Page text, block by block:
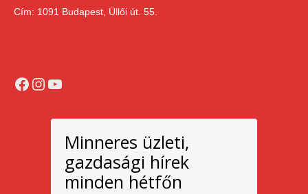
Cím: 1091 Budapest, Üllői út. 55.
Facebook
Instagram
YouTube
Minneres üzleti,
gazdasági hírek
minden hétfőn